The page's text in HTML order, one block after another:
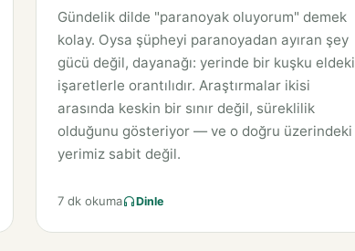
Gündelik dilde "paranoyak oluyorum" demek
kolay. Oysa şüpheyi paranoyadan ayıran şey
gücü değil, dayanağı: yerinde bir kuşku eldeki
işaretlerle orantılıdır. Araştırmalar ikisi
arasında keskin bir sınır değil, süreklilik
olduğunu gösteriyor — ve o doğru üzerindeki
yerimiz sabit değil.
7 dk okuma Dinle